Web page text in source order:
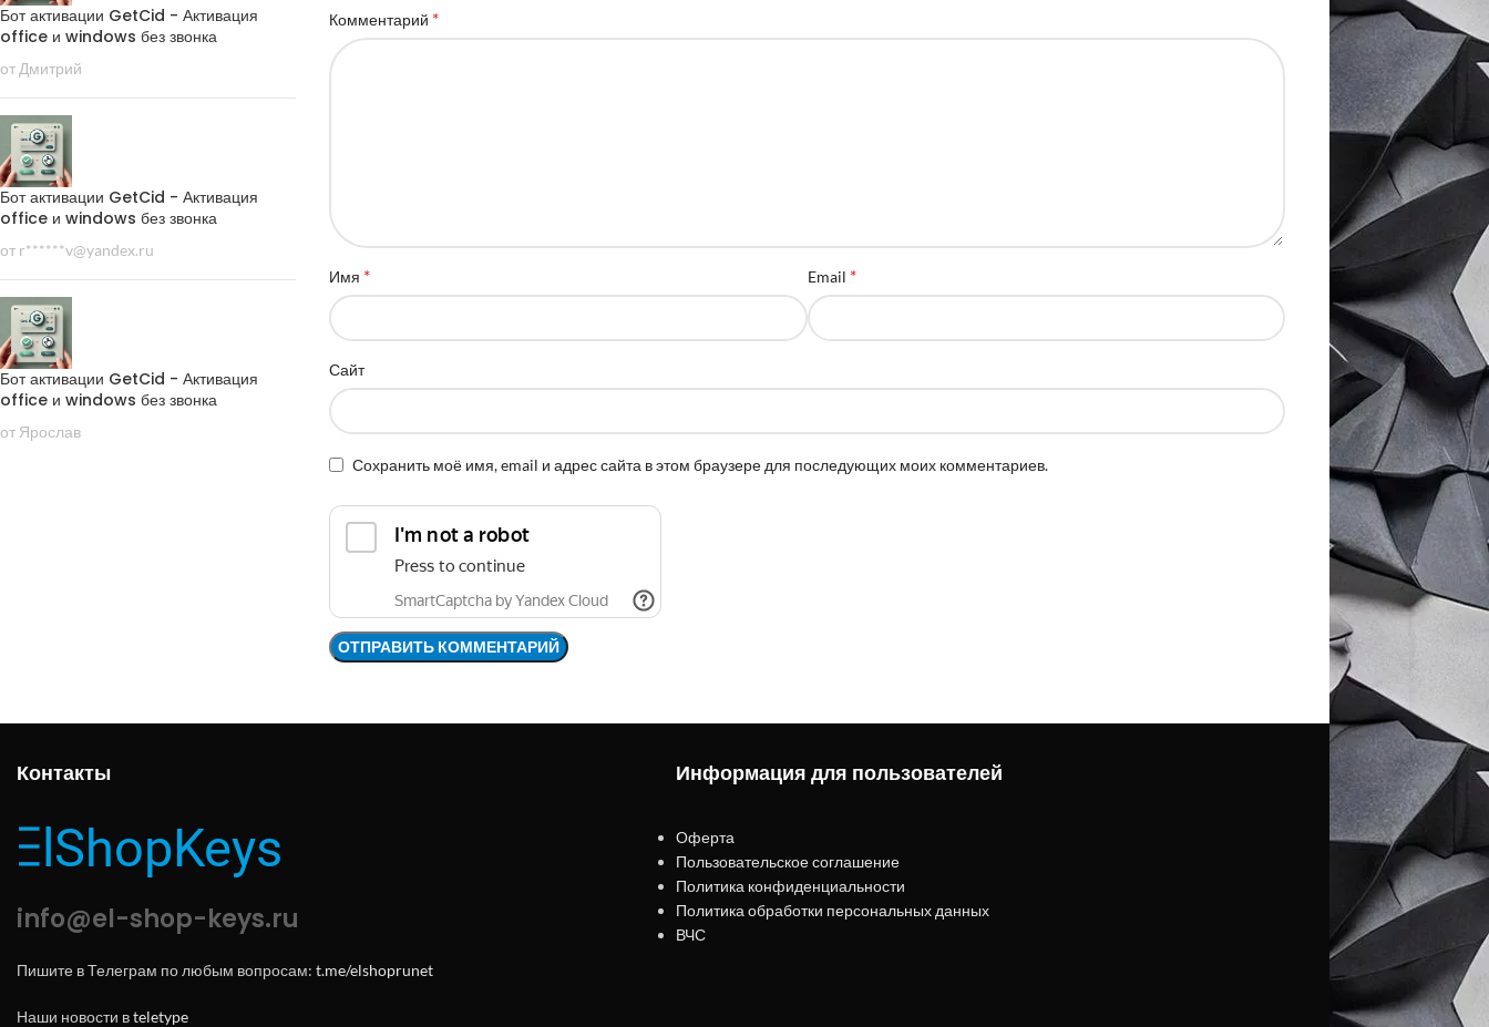
Бот активации GetCid - Активация
office и windows без звонка
от Дмитрий
Бот активации GetCid - Активация
office и windows без звонка
от r******v@yandex.ru
Бот активации GetCid - Активация
office и windows без звонка
от Ярослав
Комментарий *
Имя * Email *
Сайт
Сохранить моё имя, email и адрес сайта в этом браузере для последующих моих комментариев.
Контакты
info@el-shop-keys.ru
Пишите в Телеграм по любым вопросам: t.me/elshoprunet
Наши новости вteletype
Информация для пользователей
Оферта
Пользовательское соглашение
Политика конфиденциальности
Политика обработки персональных данных
ВЧС